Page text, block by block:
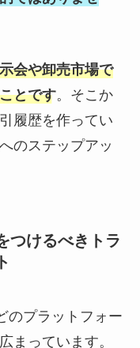
会や卸売市場で
とです。そこか
履歴を作ってい
のステップアッ
つけるべきトラ
のプラットフォー
まっています。